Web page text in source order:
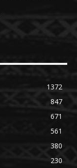
1372
847
671
561
380
230